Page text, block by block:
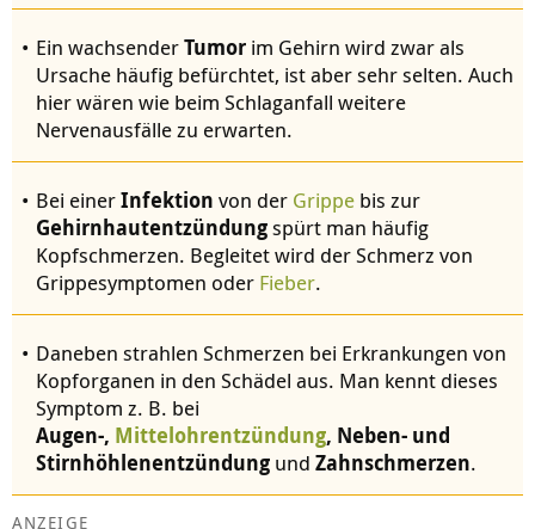
Ein wachsenderTumor im Gehirn wird zwar als
Ursache häufig befürchtet, ist aber sehr selten. Auch
hier wären wie beim Schlaganfall weitere
Nervenausfälle zu erwarten.
Bei einerInfektion von der Grippe bis zur
Gehirnhautentzündungspürt man häufig
Kopfschmerzen. Begleitet wird der Schmerz von
Grippesymptomen oder Fieber.
Daneben strahlen Schmerzen bei Erkrankungen von
Kopforganen in den Schädel aus. Man kennt dieses
Symptom z. B. bei
Augen-, Mittelohrentzündung, Neben- und
Stirnhöhlenentzündung und Zahnschmerzen.